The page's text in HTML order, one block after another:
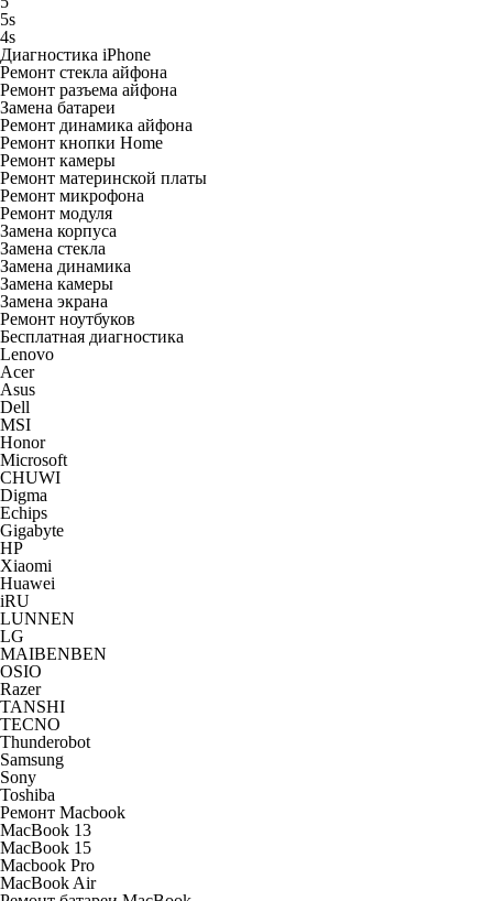
5s
4s
Диагностика iPhone
Ремонт стекла айфона
Ремонт разъема айфона
Замена батареи
Ремонт динамика айфона
Ремонт кнопки Home
Ремонт камеры
Ремонт материнской платы
Ремонт микрофона
Ремонт модуля
Замена корпуса
Замена стекла
Замена динамика
Замена камеры
Замена экрана
Ремонт ноутбуков
Бесплатная диагностика
Lenovo
Acer
Asus
Dell
MSI
Honor
Microsoft
CHUWI
Digma
Echips
Gigabyte
HP
Xiaomi
Huawei
iRU
LUNNEN
LG
MAIBENBEN
OSIO
Razer
TANSHI
TECNO
Thunderobot
Samsung
Sony
Toshiba
Ремонт Macbook
MacBook 13
MacBook 15
Macbook Pro
MacBook Air